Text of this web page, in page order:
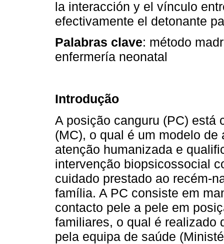
la interacción y el vínculo
efectivamente el detonante
Palabras clave: método
enfermería neonatal
Introdução
A posição canguru (PC) está
(MC), o qual é um modelo
atenção humanizada e
intervenção biopsicossocial
cuidado prestado ao recém-
família. A PC consiste em
contacto pele a pele em
familiares, o qual é realizado
pela equipa de saúde